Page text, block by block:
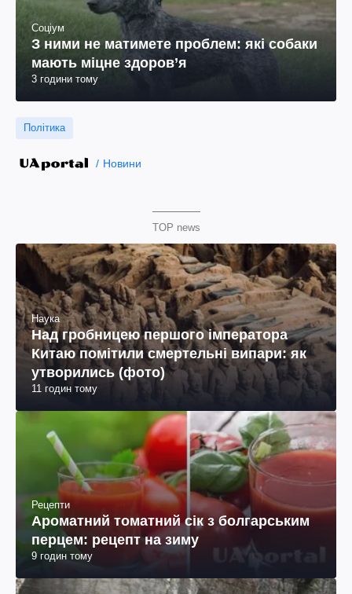
Соціум
З ними не матимете проблем: які собаки
мають міцне здоров’я
3 години тому
Політика
Новини
TOP news
Наука
Над гробницею першого імператора
Китаю помітили смертельні випари: як
утворились (фото)
11 годин тому
Рецепти
Ароматний томатний сік з болгарським
перцем: рецепт на зиму
9 годин тому